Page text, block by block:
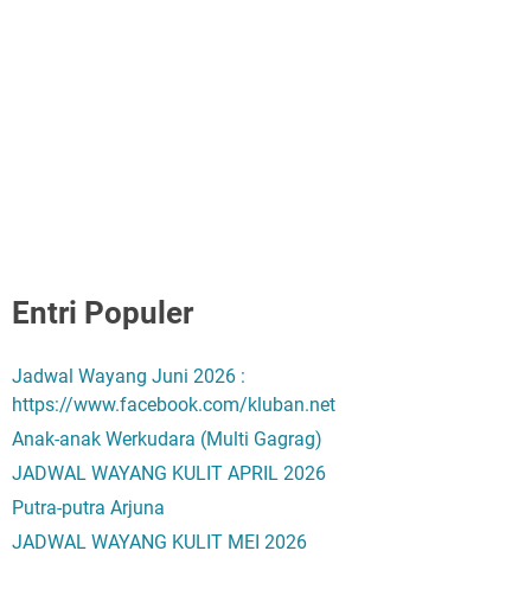
Entri Populer
Jadwal Wayang Juni 2026 :
https://www.facebook.com/kluban.net
Anak-anak Werkudara (Multi Gagrag)
JADWAL WAYANG KULIT APRIL 2026
Putra-putra Arjuna
JADWAL WAYANG KULIT MEI 2026